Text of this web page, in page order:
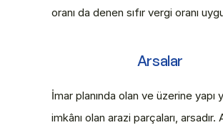
oranı da denen sıfır vergi oranı
Arsalar
İmar planında olan ve üzerine yapı
imkânı olan arazi parçaları, arsadır.